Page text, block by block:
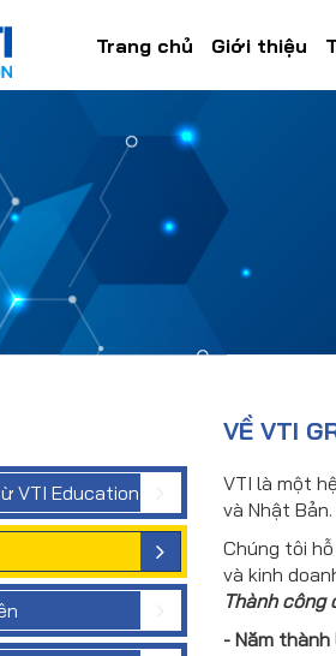
Trang chủ Giới thiệu
VTI Education
VỀ VTI
VTI là một
và Nhật Bản.
Chúng tôi
và kinh
Thành
- Năm thành